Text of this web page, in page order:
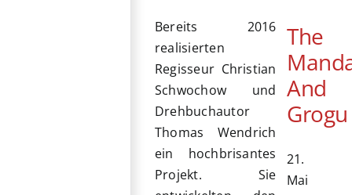
Bereits 2016
realisierten
Regisseur Christian
Schwochow und
Drehbuchautor
Thomas Wendrich
ein hochbrisantes
Projekt. Sie
The
And
Grogu
21.
Mai